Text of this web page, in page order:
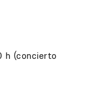
h (concierto